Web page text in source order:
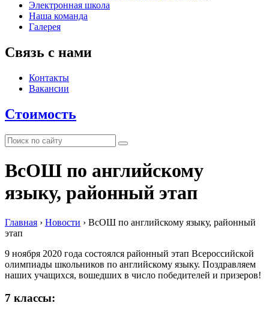
Электронная школа
Наша команда
Галерея
Связь с нами
Контакты
Вакансии
Стоимость
ВсОШ по английскому
языку, районный этап
Главная › Новости › ВсОШ по английскому языку, районный
этап
9 ноября 2020 года состоялся районный этап Всероссийской
олимпиады школьников по английскому языку. Поздравляем
наших учащихся, вошедших в число победителей и призеров!
7 классы: